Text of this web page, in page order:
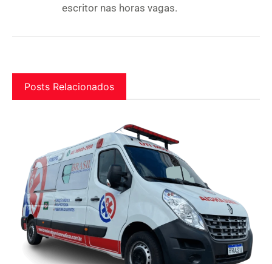
escritor nas horas vagas.
Posts Relacionados